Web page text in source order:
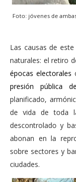
Foto: jóvenes de
Las causas de
naturales: el retiro
épocas electorales
presión pública
planificado,
de vida de toda
descontrolado y
abonan en la
sobre sectores y
ciudades.